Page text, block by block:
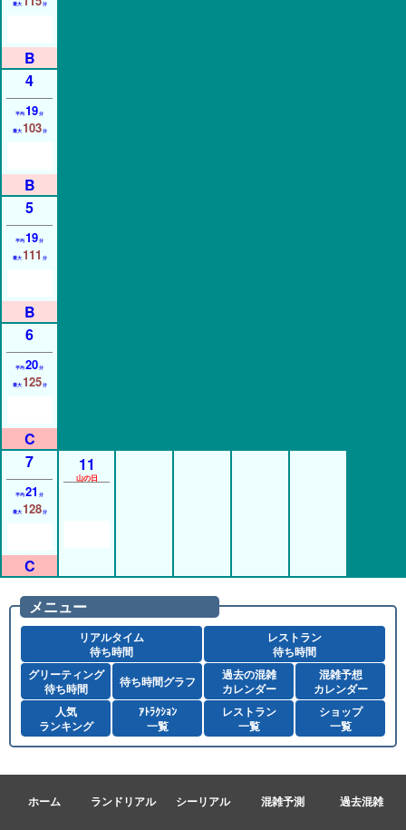
最大 分
4
平均19分
最大 103分
5
平均19分
最大 111 分
6
平均20分
最大 125分
7
平均21 分
最大 128分
11
山の日
メニュー
リアルタイム
待ち時間
レストラン
待ち時間
グリーティング
待ち時間
待ち時間グラフ
過去の混雑
カレンダー
混雑予想
カレンダー
人気
ランキング
ｱﾄﾗｸｼｮﾝ
一覧
レストラン
一覧
ショップ
一覧
ホーム ランドリアル シーリアル 混雑予測 過去混雑